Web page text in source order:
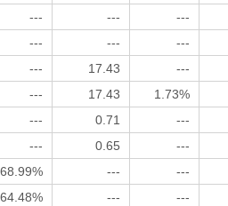
--- --- ---
--- --- ---
--- 17.43 ---
--- 17.43 1.73%
--- 0.71 ---
--- 0.65 ---
68.99% --- ---
64.48% --- ---